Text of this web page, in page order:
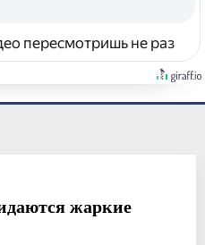
пересмотришь не раз
жаркие